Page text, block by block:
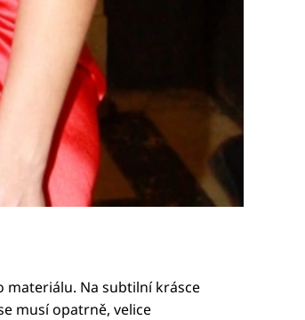
materiálu. Na subtilní krásce
musí opatrně, velice